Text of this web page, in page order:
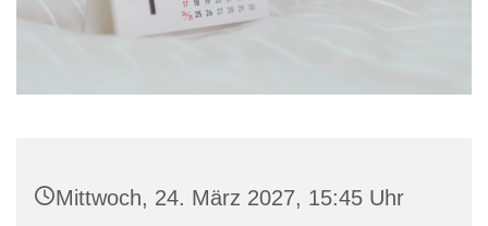
Mittwoch, 24. März 2027, 15:45 Uhr